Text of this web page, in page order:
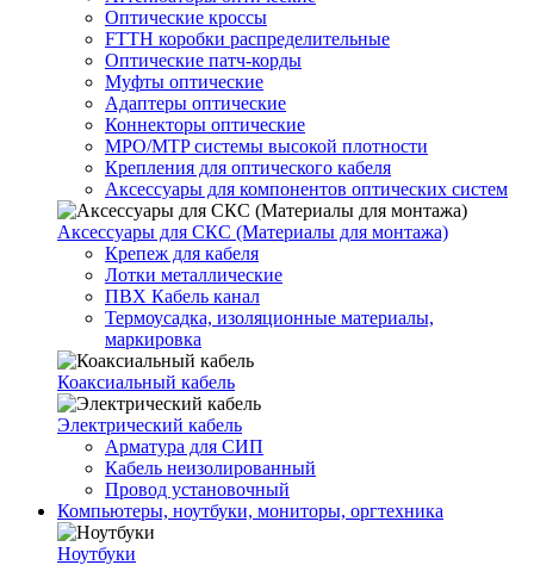
Оптические кроссы
FTTH коробки распределительные
Оптические патч-корды
Муфты оптические
Адаптеры оптические
Коннекторы оптические
MPO/MTP системы высокой плотности
Крепления для оптического кабеля
Аксессуары для компонентов оптических систем
Аксессуары для СКС (Материалы для монтажа)
Крепеж для кабеля
Лотки металлические
ПВХ Кабель канал
Термоусадка, изоляционные материалы,
маркировка
Коаксиальный кабель
Электрический кабель
Арматура для СИП
Кабель неизолированный
Провод установочный
Компьютеры, ноутбуки, мониторы, оргтехника
Ноутбуки